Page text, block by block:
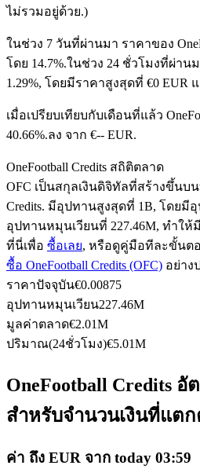
ฟิวเจอร์ส USDC
ฟิวเจอร์สที่ใช้ USDC เป็นหลัก
คัดลอกการซื้อขาย
เข้าร่วมกับเทรดเดอร์ชั้นนำ
เป็นเทรดเดอร์คัดลอก
ไม่รวมอยู่ด้วย.)
ในช่วง 7 วันที่ผ่านมา ราคาของ
โดย 14.7%.ในช่วง 24 ชั่วโมงที่ผ่าน
1.29%, โดยมีราคาสูงสุดที่ €0 EUR
เมื่อเปรียบเทียบกับเดือนที่แล้ว
40.66%.ลง จาก €-- EUR.
OneFootball Credits สถิติตลาด
OFC เป็นสกุลเงินดิจิทัลที่สร้างขึ้นบน
Credits. มีอุปทานสูงสุดที่ 1B, โดยมี
อุปทานหมุนเวียนที่ 227.46M, ทำใ
ที่นี่เพื่อ ซื้อเลย, หรือดูคู่มือทีละขั้นตอ
ซื้อ OneFootball Credits (OFC) อย่าง
ราคาปัจจุบัน€0.00875
อุปทานหมุนเวียน227.46M
มูลค่าตลาด€2.01M
ปริมาณ(24ชั่วโมง)€5.01M
OneFootball Credits อั
สำหรับจำนวนเงินที่แต
ค่า ถึง EUR จาก today 03:59